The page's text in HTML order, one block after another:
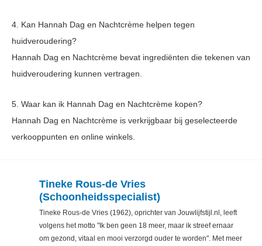
4. Kan Hannah Dag en Nachtcrème helpen tegen
huidveroudering?
Hannah Dag en Nachtcrème bevat ingrediënten die tekenen van
huidveroudering kunnen vertragen.
5. Waar kan ik Hannah Dag en Nachtcrème kopen?
Hannah Dag en Nachtcrème is verkrijgbaar bij geselecteerde
verkooppunten en online winkels.
Tineke Rous-de Vries
(Schoonheidsspecialist)
Tineke Rous-de Vries (1962), oprichter van Jouwlijfstijl.nl, leeft
volgens het motto "Ik ben geen 18 meer, maar ik streef ernaar
om gezond, vitaal en mooi verzorgd ouder te worden". Met meer